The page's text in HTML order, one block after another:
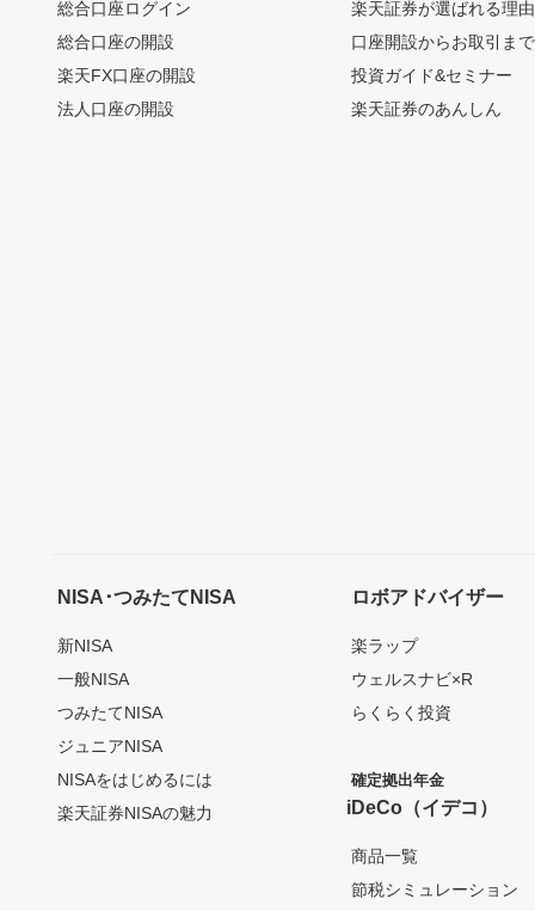
総合口座ログイン
総合口座の開設
楽天FX口座の開設
法人口座の開設
楽天証券が選ばれる理由
口座開設からお取引ま
投資ガイド&セミナー
楽天証券のあんしん
NISA･つみたてNISA
新NISA
一般NISA
つみたてNISA
ジュニアNISA
NISAをはじめるには
楽天証券NISAの魅力
ロボアドバイザー
楽ラップ
ウェルスナビ×R
らくらく投資
確定拠出年金
iDeCo（イデコ）
商品一覧
節税シミュレーション